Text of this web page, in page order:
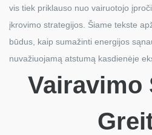
vis tiek priklauso nuo vairuotojo
įkrovimo strategijos. Šiame tekste
būdus, kaip sumažinti energijos
nuvažiuojamą atstumą kasdienėje
Vairavimo